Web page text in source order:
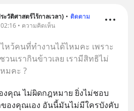
วัติศาสตร์ไร้กาลเวลา) • ติดตาม
• ความคิดเห็น
หว้คนที่ทำงานได้ไหมคะ เพราะ
วนเรากินข้าวเลย เรามีสิทธิไม่
มคะ ?
คุณ ไม่ผิดกฎหมาย ยิ่งไม่ชอบ
องคุณเอง อันนี้มันไม่มีใครบังคับ